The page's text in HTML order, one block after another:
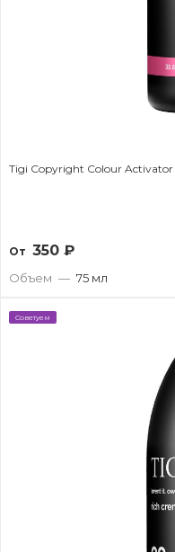
От 350 ₽
Объем — 75 мл
Советуем